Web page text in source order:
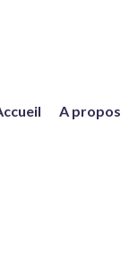
A propos